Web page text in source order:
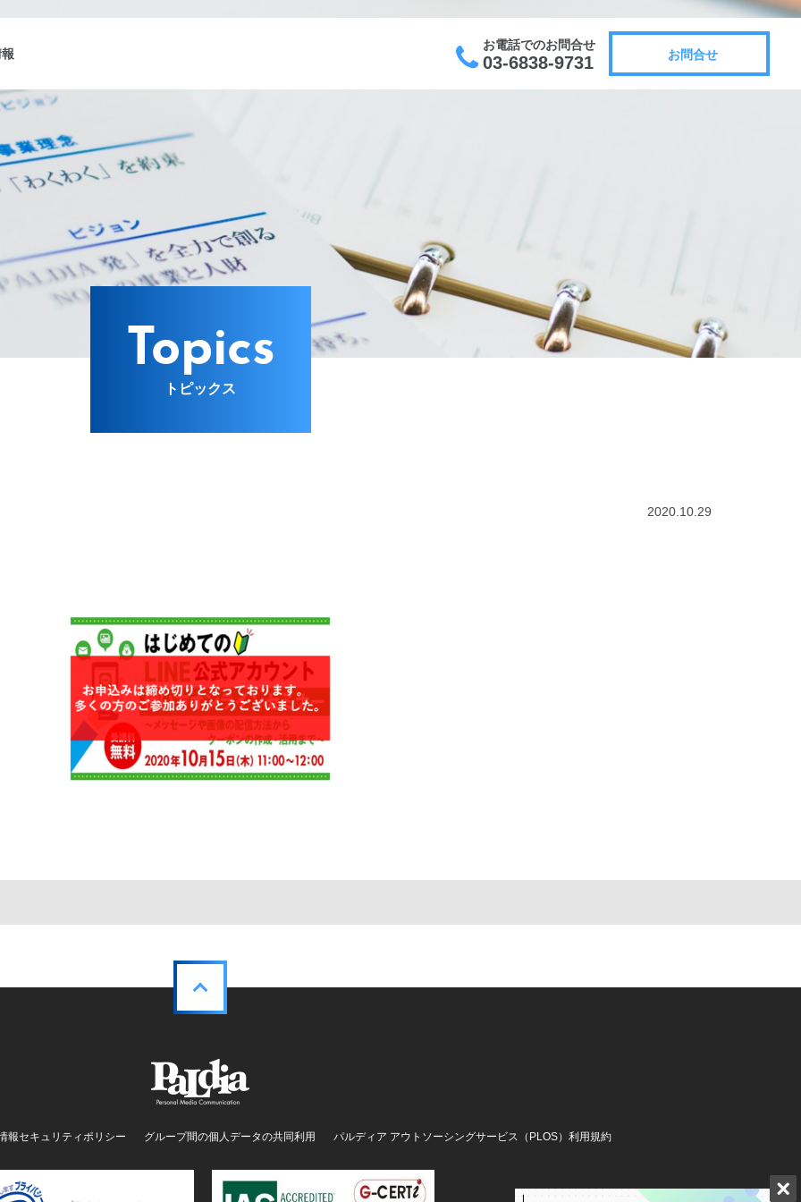
お問合せ
お電話でのお問合せ
03-6838-9731
Topics
トピックス
2020.10.29
報セキュリティポリシー グループ間の個人データの共同利用 パルディア アウトソーシングサービス（PLOS）利用規約